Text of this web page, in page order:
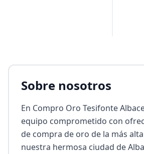
Sobre nosotros
En Compro Oro Tesifonte
equipo comprometido con
de compra de oro de la más
nuestra hermosa ciudad de